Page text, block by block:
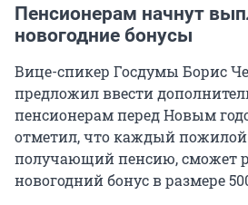
Пенсионерам начнут
новогодние бонусы
Вице-спикер Госдумы Борис
предложил ввести
пенсионерам перед Новым
отметил, что каждый
получающий пенсию, сможет
новогодний бонус в размере